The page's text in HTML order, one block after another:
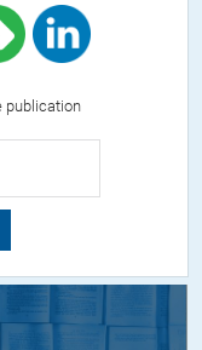
publication